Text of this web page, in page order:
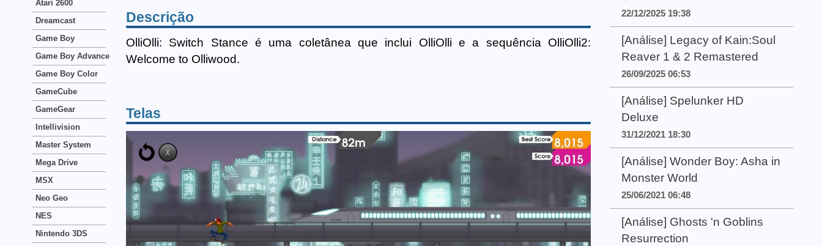
Descrição
OlliOlli: Switch Stance é uma coletânea que inclui OlliOlli e a sequência OlliOlli2:
Welcome to Olliwood.
Telas
Atari 2600
Dreamcast
Game Boy
Game Boy Advance
Game Boy Color
GameCube
GameGear
Intellivision
Master System
Mega Drive
MSX
Neo Geo
NES
Nintendo 3DS
22/12/2025 19:38
[Análise] Legacy of Kain:Soul
Reaver 1 & 2 Remastered
26/09/2025 06:53
[Análise] Spelunker HD
Deluxe
31/12/2021 18:30
[Análise] Wonder Boy: Asha in
Monster World
25/06/2021 06:48
[Análise] Ghosts 'n Goblins
Resurrection